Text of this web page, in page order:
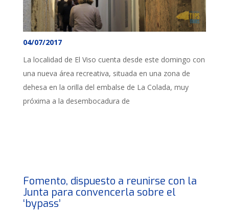
04/07/2017
La localidad de El Viso cuenta desde este domingo con
una nueva área recreativa, situada en una zona de
dehesa en la orilla del embalse de La Colada, muy
próxima a la desembocadura de
Fomento, dispuesto a reunirse con la
Junta para convencerla sobre el
‘bypass’